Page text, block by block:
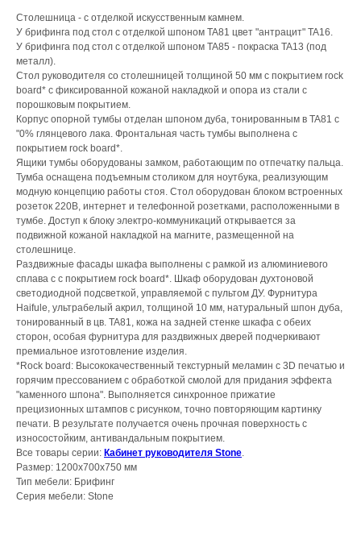
Столешница - с отделкой искусственным камнем.
У брифинга под стол с отделкой шпоном TA81 цвет "антрацит" TA16.
У брифинга под стол с отделкой шпоном TA85 - покраска TA13 (под
металл).
Стол руководителя со столешницей толщиной 50 мм с покрытием rock
board* с фиксированной кожаной накладкой и опора из стали с
порошковым покрытием.
Корпус опорной тумбы отделан шпоном дуба, тонированным в TA81 с
"0% глянцевого лака. Фронтальная часть тумбы выполнена с
покрытием rock board*.
Ящики тумбы оборудованы замком, работающим по отпечатку пальца.
Тумба оснащена подъемным столиком для ноутбука, реализующим
модную концепцию работы стоя. Стол оборудован блоком встроенных
розеток 220В, интернет и телефонной розетками, расположенными в
тумбе. Доступ к блоку электро-коммуникаций открывается за
подвижной кожаной накладкой на магните, размещенной на
столешнице.
Раздвижные фасады шкафа выполнены с рамкой из алюминиевого
сплава с с покрытием rock board*. Шкаф оборудован духтоновой
светодиодной подсветкой, управляемой с пультом ДУ. Фурнитура
Haifule, ультрабелый акрил, толщиной 10 мм, натуральный шпон дуба,
тонированный в цв. TA81, кожа на задней стенке шкафа с обеих
сторон, особая фурнитура для раздвижных дверей подчеркивают
премиальное изготовление изделия.
*Rock board: Высококачественный текстурный меламин с 3D печатью и
горячим прессованием с обработкой смолой для придания эффекта
"каменного шпона". Выполняется синхронное прижатие
прецизионных штампов с рисунком, точно повторяющим картинку
печати. В результате получается очень прочная поверхность с
износостойким, антивандальным покрытием.
Все товары серии: Кабинет руководителя Stone.
Размер: 1200х700х750 мм
Тип мебели: Брифинг
Серия мебели: Stone